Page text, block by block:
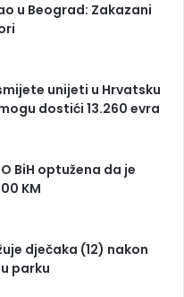
u Beograd: Zakazani
unijeti u Hrvatsku
dostići 13.260 evra
BiH optužena da je
KM
dječaka (12) nakon
parku